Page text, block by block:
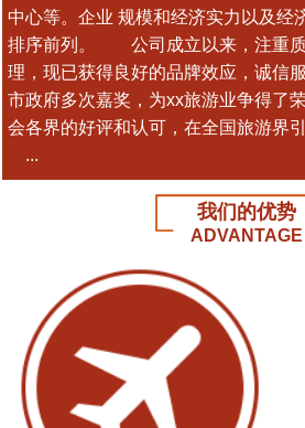
中心等。企业 规模和经济实力以及经
排序前列。 公司成立以来，注重质
理，现已获得良好的品牌效应，诚信
市政府多次嘉奖，为xx旅游业争得了
会各界的好评和认可，在全国旅游界
...
我们的优势
ADVANTAGE